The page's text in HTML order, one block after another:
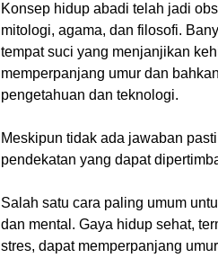
Konsep hidup abadi telah jadi
mitologi, agama, dan filosofi.
tempat suci yang menjanjikan
memperpanjang umur dan
pengetahuan dan teknologi.
Meskipun tidak ada jawaban
pendekatan yang dapat
Salah satu cara paling umum
dan mental. Gaya hidup sehat,
stres, dapat memperpanjang